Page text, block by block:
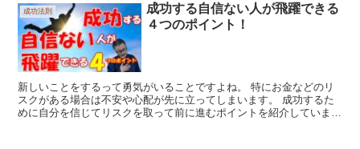
成功法則
成功する自信ない人が飛躍できる
４つのポイント！
新しいことをするって勇気がいることですよね。 特にお金などのリ
スクがある場合は不安や心配が先に立ってしまいます。 成功するた
めに自分を信じてリスクを取って前に進むポイントを紹介していま